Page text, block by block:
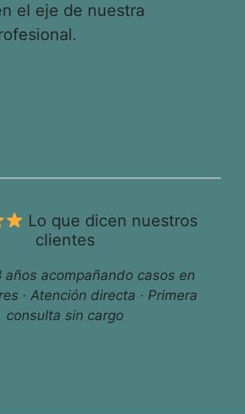
el eje de nuestra
Lo que dicen nuestros
clientes
años acompañando casos en
· Atención directa · Primera
consulta sin cargo